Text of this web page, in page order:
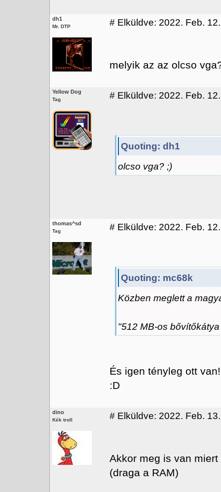
dh1
Mr. DTP # Elküldve: 2022. Feb.
melyik az az olcso
Yellow Dog
Tag # Elküldve: 2022. Feb.
Quoting: dh1
olcso vga? ;)
thomas^sd
Tag # Elküldve: 2022. Feb.
Quoting: mc68k
Közben meglett a
"512 MB-os
És igen tényleg ott van!
:D
dino
Kék troll # Elküldve: 2022. Feb.
Akkor meg is van
(draga a RAM)